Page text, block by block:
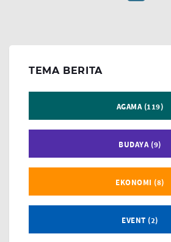
TEMA BERITA
AGAMA (119)
BUDAYA (9)
EKONOMI (8)
EVENT (2)